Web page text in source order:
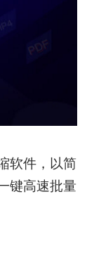
软件，以简
键高速批量